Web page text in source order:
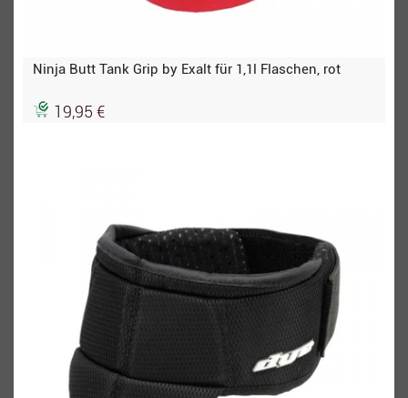
Ninja Butt Tank Grip by Exalt für 1,1l Flaschen, rot
19,95 €